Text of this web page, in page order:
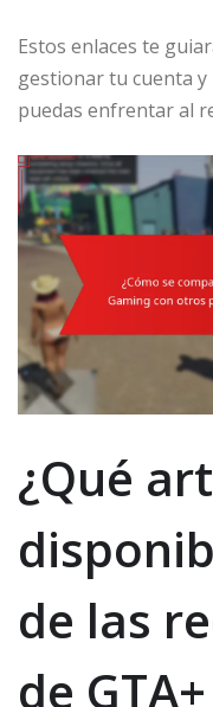
Estos enlaces te
gestionar tu cuenta
puedas enfrentar al
¿Qué
de las
de